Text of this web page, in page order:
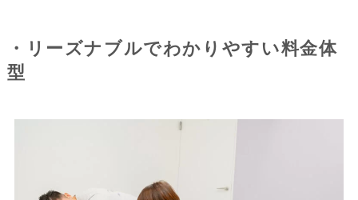
・リーズナブルでわかりやすい料金体
型